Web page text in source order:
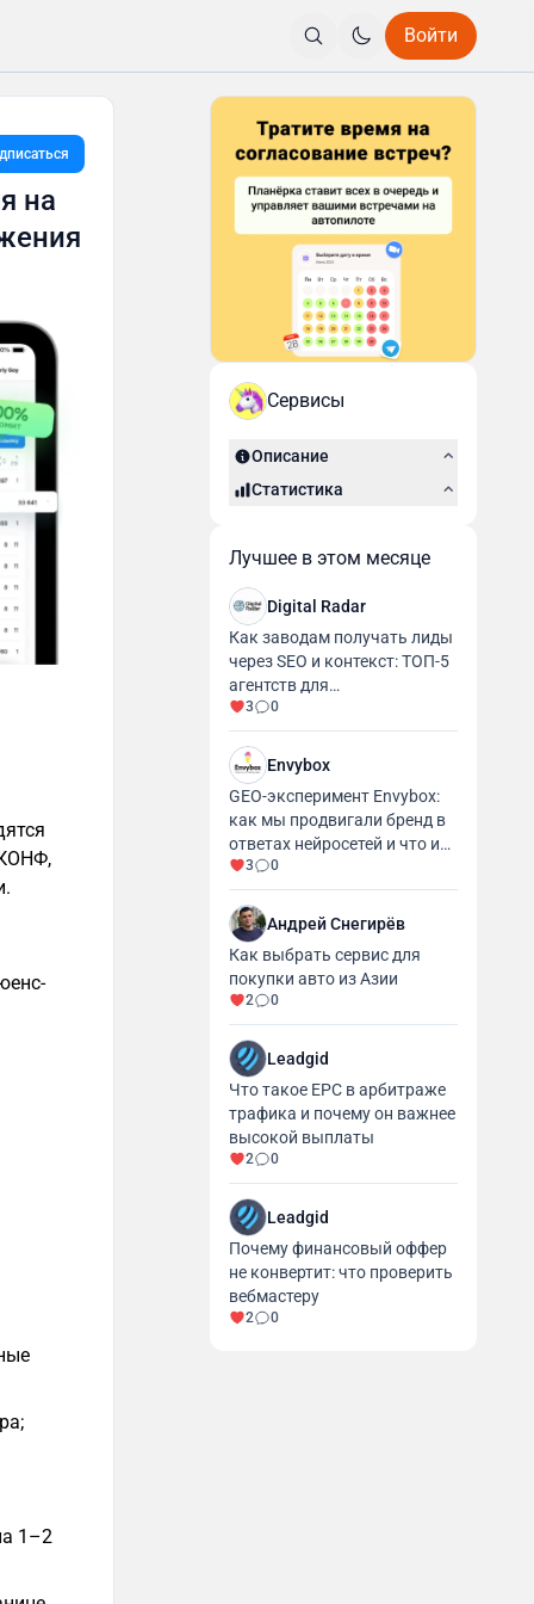
Войти
на
1–2
Сервисы
Описание
Статистика
Лучшее в этом месяце
Digital Radar
Как заводам получать лиды
через SEO и контекст: ТОП-5
агентств для
промышленности и
производства
3 0
Envybox
GEO-эксперимент Envybox:
как мы продвигали бренд в
ответах нейросетей и что из
этого вышло
3 0
Андрей Снегирёв
Как выбрать сервис для
покупки авто из Азии
2 0
Leadgid
Что такое EPC в арбитраже
трафика и почему он важнее
высокой выплаты
2 0
Leadgid
Почему финансовый оффер
не конвертит: что проверить
вебмастеру
2 0